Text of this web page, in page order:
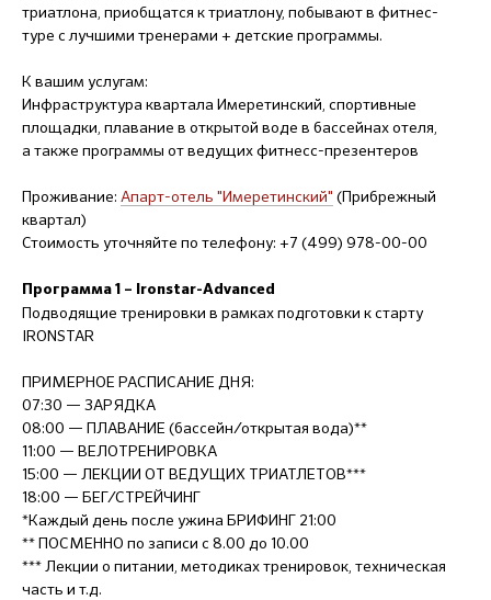
триатлона, приобщатся к триатлону, побывают в фитнес-
туре с лучшими тренерами + детские программы.
К вашим услугам:
Инфраструктура квартала Имеретинский, спортивные
площадки, плавание в открытой воде в бассейнах отеля,
а также программы от ведущих фитнесс-презентеров
Проживание: Апарт-отель "Имеретинский" (Прибрежный
квартал)
Стоимость уточняйте по телефону: +7 (499) 978-00-00
Программа 1 – Ironstar-Advanced
Подводящие тренировки в рамках подготовки к старту
IRONSTAR
ПРИМЕРНОЕ РАСПИСАНИЕ ДНЯ:
07:30 — ЗАРЯДКА
08:00 — ПЛАВАНИЕ (бассейн/открытая вода)**
11:00 — ВЕЛОТРЕНИРОВКА
15:00 — ЛЕКЦИИ ОТ ВЕДУЩИХ ТРИАТЛЕТОВ***
18:00 — БЕГ/СТРЕЙЧИНГ
*Каждый день после ужина БРИФИНГ 21:00
** ПОСМЕННО по записи с 8.00 до 10.00
*** Лекции о питании, методиках тренировок, техническая
часть и т.д.